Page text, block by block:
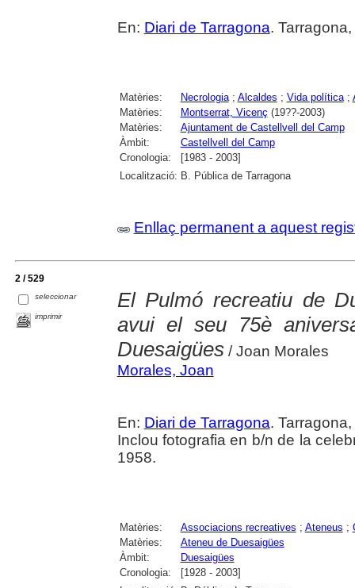
En: Diari de Tarragona.
Matèries: Necrologia; Alcaldes ; Vida política;
Matèries:
Montserrat, Vicenç (19??-2003)
Matèries:
Ajuntament de Castellvell del Camp
Àmbit:
Castellvell del Camp
Cronologia:
[1983 - 2003]
Localització: B. Pública de Tarragona
Enllaç permanent a aquest
2 / 529
seleccionar
imprimir
El Pulmó recreatiu de
avui el seu 75è
Duesaigües/ Joan Morales
Morales, Joan
En: Diari de Tarragona.
Inclou fotografia en b/n de la
1958.
Matèries: Associacions recreatives ; Ateneus ;
Matèries:
Ateneu de Duesaigües
Àmbit:
Duesaigües
Cronologia:
[1928 - 2003]